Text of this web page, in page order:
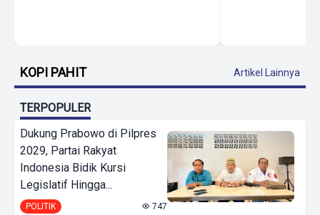
KOPI PAHIT Artikel Lainnya
TERPOPULER
Dukung Prabowo di Pilpres
2029, Partai Rakyat
Indonesia Bidik Kursi
Legislatif Hingga...
POLITIK 747